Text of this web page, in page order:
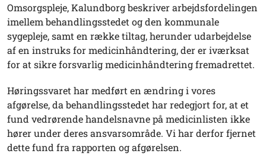
Omsorgspleje, Kalundborg beskriver arbejdsfordelingen
imellem behandlingsstedet og den kommunale
sygepleje, samt en række tiltag, herunder udarbejdelse
af en instruks for medicinhåndtering, der er iværksat
for at sikre forsvarlig medicinhåndtering fremadrettet.
Høringssvaret har medført en ændring i vores
afgørelse, da behandlingsstedet har redegjort for, at et
fund vedrørende handelsnavne på medicinlisten ikke
hører under deres ansvarsområde. Vi har derfor fjernet
dette fund fra rapporten og afgørelsen.